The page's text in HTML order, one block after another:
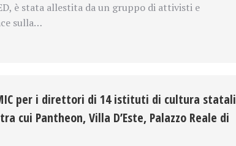
è stata allestita da un gruppo di attivisti e
sulla…
per i direttori di 14 istituti di cultura statali
cui Pantheon, Villa D’Este, Palazzo Reale di